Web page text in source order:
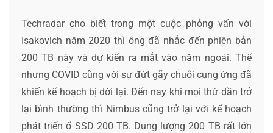
Techradar cho biết trong một cuộc phỏng vấn với
Isakovich năm 2020 thì ông đã nhắc đến phiên bản
200 TB này và dự kiến ra mắt vào năm ngoái. Thế
nhưng COVID cũng với sự đứt gãy chuỗi cung ứng đã
khiến kế hoạch bị dời lại. Đến nay khi mọi thứ dần trở
lại bình thường thì Nimbus cũng trở lại với kế hoạch
phát triển ổ SSD 200 TB. Dung lượng 200 TB rất lớn